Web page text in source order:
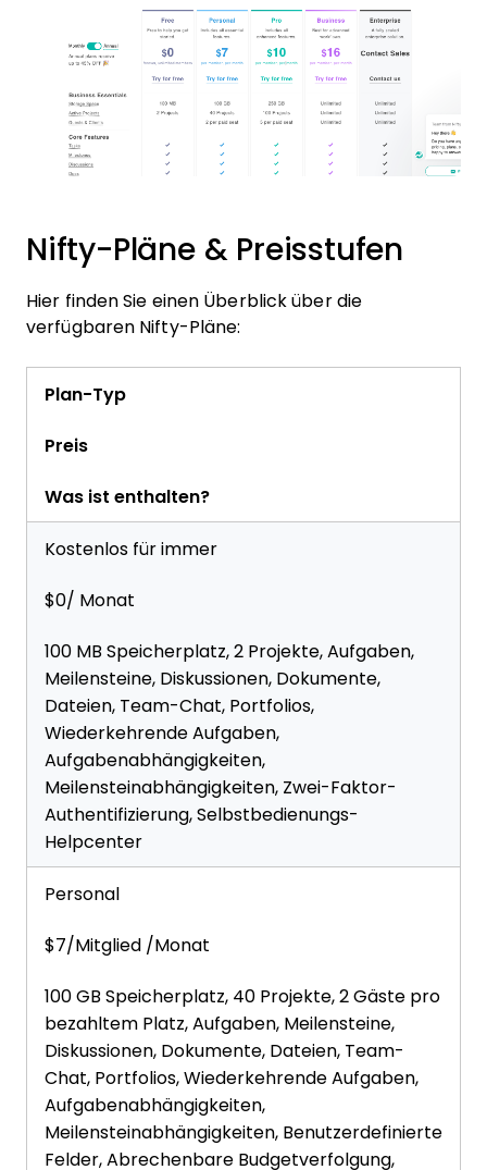
Nifty-Pläne & Preisstufen
Hier finden Sie einen Überblick über die
verfügbaren Nifty-Pläne:
Plan-Typ
Preis
Was ist enthalten?
Kostenlos für immer
$0/ Monat
100 MB Speicherplatz, 2 Projekte, Aufgaben,
Meilensteine, Diskussionen, Dokumente,
Dateien, Team-Chat, Portfolios,
Wiederkehrende Aufgaben,
Aufgabenabhängigkeiten,
Meilensteinabhängigkeiten, Zwei-Faktor-
Authentifizierung, Selbstbedienungs-
Helpcenter
Personal
$7/Mitglied /Monat
100 GB Speicherplatz, 40 Projekte, 2 Gäste pro
bezahltem Platz, Aufgaben, Meilensteine,
Diskussionen, Dokumente, Dateien, Team-
Chat, Portfolios, Wiederkehrende Aufgaben,
Aufgabenabhängigkeiten,
Meilensteinabhängigkeiten, Benutzerdefinierte
Felder, Abrechenbare Budgetverfolgung,